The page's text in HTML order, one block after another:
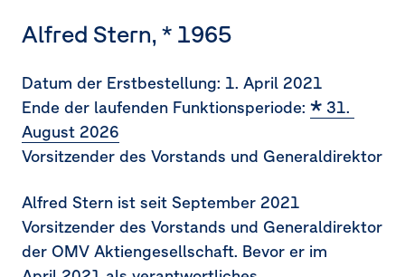
Alfred Stern, * 1965
Datum der Erstbestellung: 1. April 2021
Ende der laufenden Funktionsperiode:
31.
August 2026
Vorsitzender des Vorstands und Generaldirektor
Alfred Stern ist seit September 2021
Vorsitzender des Vorstands und Generaldirektor
der OMV Aktiengesellschaft. Bevor er im